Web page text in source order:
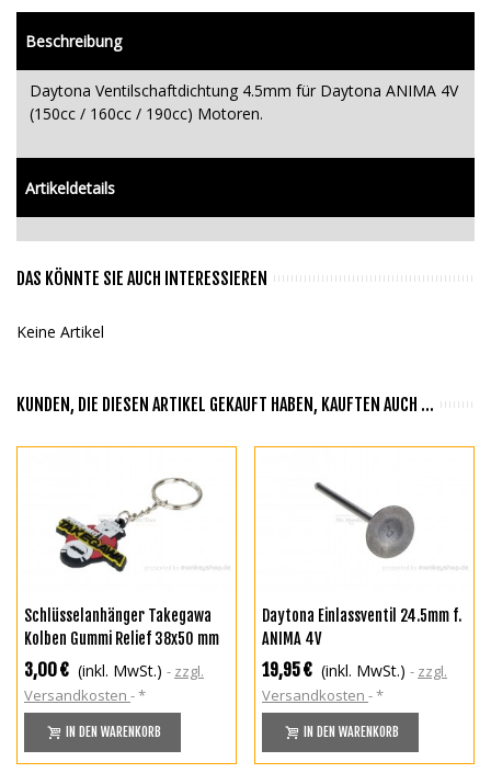
Beschreibung
Daytona Ventilschaftdichtung 4.5mm für Daytona ANIMA 4V
(150cc / 160cc / 190cc) Motoren.
Artikeldetails
DAS KÖNNTE SIE AUCH INTERESSIEREN
Keine Artikel
KUNDEN, DIE DIESEN ARTIKEL GEKAUFT HABEN, KAUFTEN AUCH ...
Schlüsselanhänger Takegawa
Kolben Gummi Relief 38x50 mm
3,00 € (inkl. MwSt.)
zzgl.
Versandkosten
*
IN DEN WARENKORB
Daytona Einlassventil 24.5mm f.
ANIMA 4V
19,95 € (inkl. MwSt.)
zzgl.
Versandkosten
*
IN DEN WARENKORB